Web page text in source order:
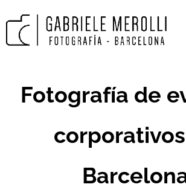
Fotografía de
Barcelon